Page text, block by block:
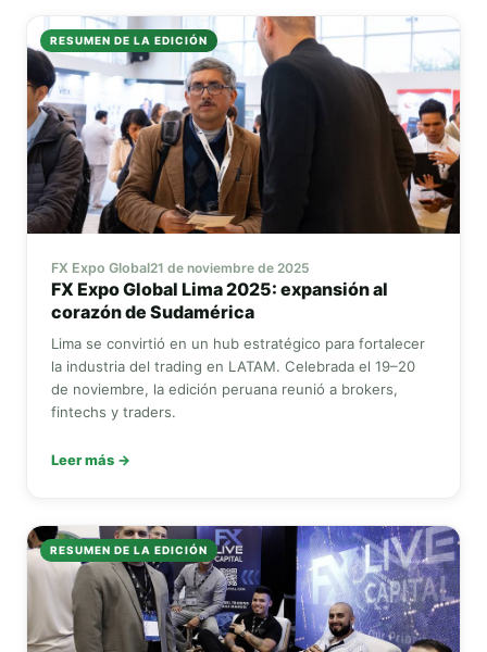
RESUMEN DE LA EDICIÓN
FX Expo Global21 de noviembre de 2025
FX Expo Global Lima 2025: expansión al
corazón de Sudamérica
Lima se convirtió en un hub estratégico para fortalecer
la industria del trading en LATAM. Celebrada el 19–20
de noviembre, la edición peruana reunió a brokers,
fintechs y traders.
Leer más →
RESUMEN DE LA EDICIÓN